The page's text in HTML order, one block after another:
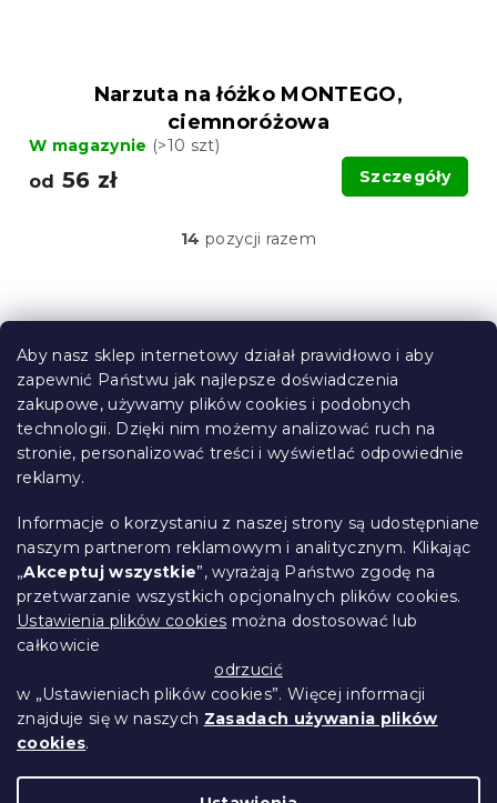
Aby nasz sklep internetowy działał prawidłowo i aby
zapewnić Państwu jak najlepsze doświadczenia
zakupowe, używamy plików cookies i podobnych
technologii. Dzięki nim możemy analizować ruch na
stronie, personalizować treści i wyświetlać odpowiednie
reklamy.
Informacje o korzystaniu z naszej strony są udostępniane
naszym partnerom reklamowym i analitycznym. Klikając
„Akceptuj wszystkie”, wyrażają Państwo zgodę na
przetwarzanie wszystkich opcjonalnych plików cookies.
Ustawienia plików cookies można dostosować lub
całkowicie
odrzucić
w „Ustawieniach plików cookies”. Więcej informacji
znajduje się w naszych Zasadach używania plików
cookies.
Narzuta na łóżko MONTEGO,
ciemnoróżowa
W magazynie (>10 szt)
od 56 zł Szczegóły
K
t
o
l
k
i
l
i
y
14 pozycji razem
S
Informacje dla Ciebie
Śledzenie zamówienia
Opcje dostawy
Metody płatności
Reklamacje i zwroty towarów
Kontakt
Regulamin
Ochrona danych osobowych
Kodeks etyczny
Dla partnerów